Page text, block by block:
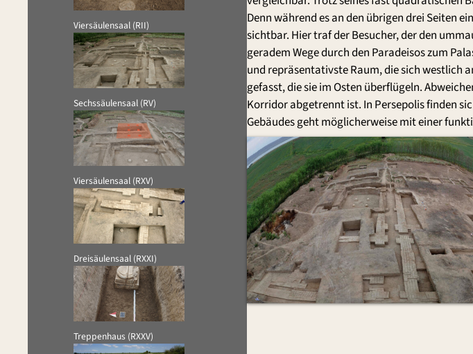
Viersäulensaal (RII)
Sechssäulensaal (RV)
Viersäulensaal (RXV)
Dreisäulensaal (RXXI)
Treppenhaus (RXXV)
Denn während es an den übrigen drei Seiten
sichtbar. Hier traf der Besucher, der den
geradem Wege durch den Paradeisos zum
und repräsentativste Raum, die sich westlich
gefasst, die sie im Osten überflügeln.
Korridor abgetrennt ist. In Persepolis finden
Gebäudes geht möglicherweise mit einer